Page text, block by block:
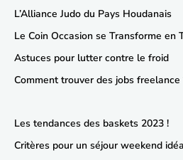
L’Alliance Judo du Pays Houdanais
Le Coin Occasion se Transforme en
Astuces pour lutter contre le froid
Comment trouver des jobs freelance
Les tendances des baskets 2023 !
Critères pour un séjour weekend